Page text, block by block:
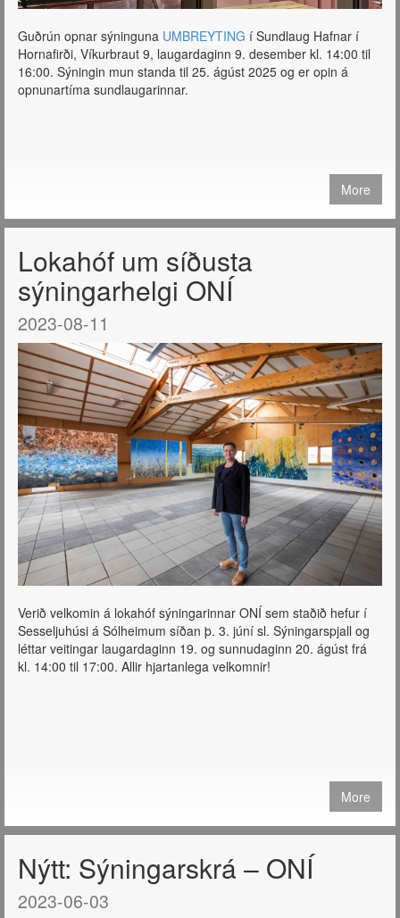
Guðrún opnar sýninguna UMBREYTING í Sundlaug Hafnar í
Hornafirði, Víkurbraut 9, laugardaginn 9. desember kl. 14:00 til
16:00. Sýningin mun standa til 25. ágúst 2025 og er opin á
opnunartíma sundlaugarinnar.
More
Lokahóf um síðusta
sýningarhelgi ONÍ
2023-08-11
Verið velkomin á lokahóf sýningarinnar ONÍ sem staðið hefur í
Sesseljuhúsi á Sólheimum síðan þ. 3. júní sl. Sýningarspjall og
léttar veitingar laugardaginn 19. og sunnudaginn 20. ágúst frá
kl. 14:00 til 17:00. Allir hjartanlega velkomnir!
More
Nýtt: Sýningarskrá – ONÍ
2023-06-03